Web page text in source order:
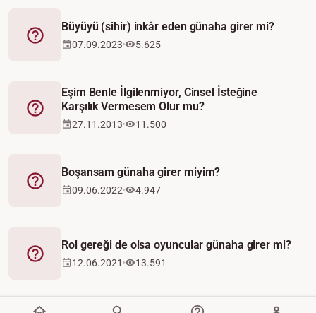
Fetva
Büyüyü (sihir) inkâr eden günaha girer mi?
07.09.2023 5.625
Fetva
Eşim Benle İlgilenmiyor, Cinsel İsteğine
Karşılık Vermesem Olur mu?
27.11.2013 11.500
Fetva
Boşansam günaha girer miyim?
09.06.2022 4.947
Fetva
Rol gereği de olsa oyuncular günaha girer mi?
12.06.2021 13.591